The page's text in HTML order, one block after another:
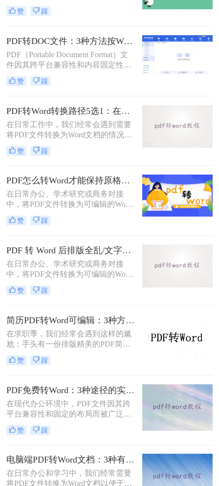
编辑和修改。那么怎么把pdf文件转换
成word呢？本文将详细介绍几种将
助大家轻松应对这一需求。
赞 踩
PDF转DOC文件：3种方法按Word版本兼容性选择！
PDF（Portable Document Format）文
件因其跨平台兼容性和内容固定性而
广受欢迎，但在某些情况下，我们可
能需要将其转换为DOC（Microsoft
那么pdf文件怎么转换成doc文件呢？
本文将介绍三种将PDF文件转换成
DOC文件的方法。
赞 踩
PDF转Word转换路径5选1：在线、软件、手机端各场景最优解！
在日常工作中，我们经常会遇到需要
将PDF文件转换为Word文档的情况，
以便对内容进行编辑或修改。那么pdf
转word怎么转呢？本文将介绍五种将
最适合自己的转换方式。
赞 踩
PDF怎么转Word才能保持原格式不变/版式不乱？3种专业有效方法全解析！
在日常办公、学术研究或商务对接
中，将PDF文件转换为可编辑的Word
文档是极高频的需求。但最令人头疼
的往往不是转换本身，而是转换后出
等“惨剧”。因此，很多人都在苦苦寻
找“PDF怎么转Word才能保持原格式
不变/版式不乱”的完美方案。
赞 踩
PDF 转 Word 后排版全乱/文字错位/串行/乱跑怎么办？3种高保真转换方法全解析
在日常办公、学术研究或商务对接
中，将PDF文件转换为可编辑的Word
文档是极高频的需求。但最令人头疼
的往往不是转换本身，而是转换后出
等“惨剧”。面对PDF 转 Word 后排版
全乱/文字错位/串行/乱跑怎么办这一
难题，很多人尝试了各种免费工具却
依然无法解决。
赞 踩
简历PDF转Word可编辑：3种方法保留排版不乱的实测！
在求职季，我们经常会遇到这样的尴
尬：手头有一份排版精美的PDF简
历，但招聘系统只允许上传Word格
式，或者HR希望能直接在简历上修
怎么转word简历的技巧就显得至关重
要。直接复制粘贴不仅会打乱排版，
还可能丢失关键信息。
赞 踩
PDF免费转Word：3种途径的实际费用、限制和效果对比！
在现代办公环境中，PDF文件因其跨
平台兼容性和固定的布局而被广泛使
用。然而，在需要对内容进行编辑
时，我们往往需要将其转换为Word文
呢？本文将介绍三种常用的免费方法
来实现这一目标。
赞 踩
电脑端PDF转Word文档：3种有效方法的具体操作步骤！
在日常办公和学习中，我们经常需要
将PDF文件转换为Word文档以便于编